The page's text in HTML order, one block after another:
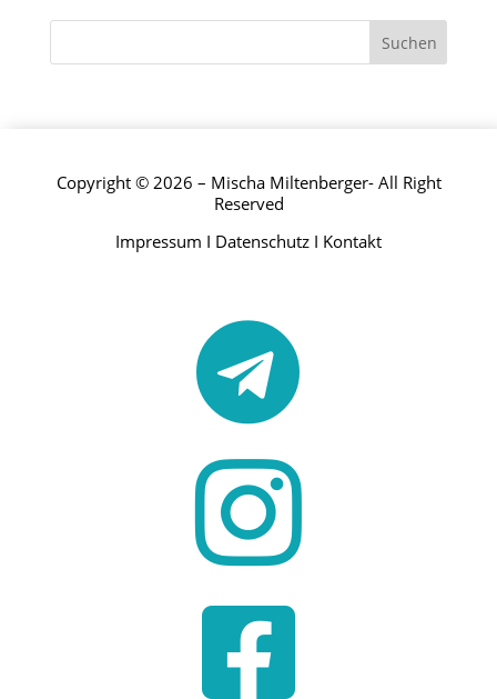
Copyright © 2026 – Mischa Miltenberger- All Right
Reserved
Impressum I Datenschutz I Kontakt


